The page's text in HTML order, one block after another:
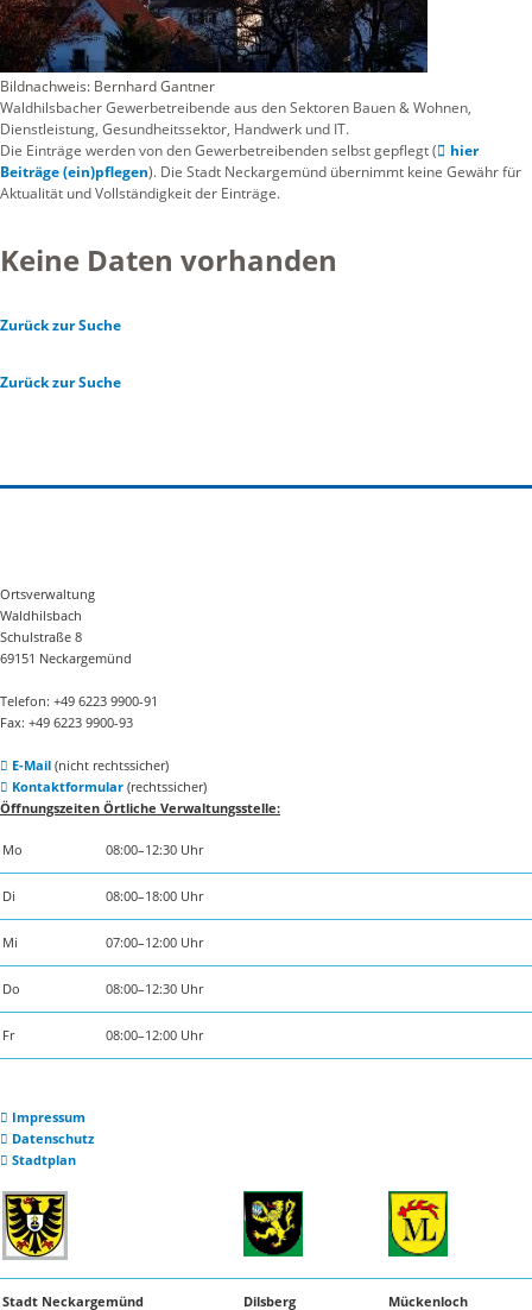
Bildnachweis: Bernhard Gantner
Waldhilsbacher Gewerbetreibende aus den Sektoren Bauen & Wohnen,
Dienstleistung, Gesundheitssektor, Handwerk und IT.
Die Einträge werden von den Gewerbetreibenden selbst gepflegt (
hier
Beiträge (ein)pflegen). Die Stadt Neckargemünd übernimmt keine Gewähr für
Aktualität und Vollständigkeit der Einträge.
Keine Daten vorhanden
Zurück zur Suche
Zurück zur Suche
Ortsverwaltung
Waldhilsbach
Schulstraße 8
69151 Neckargemünd
Telefon: +49 6223 9900-91
Fax: +49 6223 9900-93
E-Mail(nicht rechtssicher)
Kontaktformular(rechtssicher)
Öffnungszeiten Örtliche Verwaltungsstelle:
Mo 08:00–12:30 Uhr
Di 08:00–18:00 Uhr
Mi 07:00–12:00 Uhr
Do 08:00–12:30 Uhr
Fr 08:00–12:00 Uhr
Impressum
Datenschutz
Stadtplan
Stadt Neckargemünd Dilsberg Mückenloch